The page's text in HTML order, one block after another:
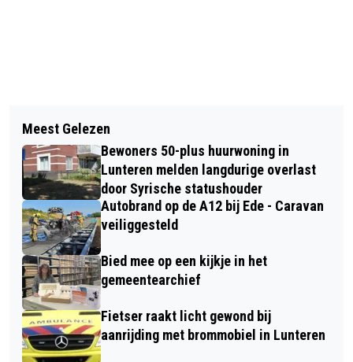
BRANDWEER RUKT UIT VOOR
KACHELBRAND IN BIJGEBOUW VAN
WONING IN HARSKAMP
JONGEREN IN BARNEVELD PRATEN
MEE TIJDENS POLITIEK DEBAT IN
SCHAFFELAARTHEATER
Meest Gelezen
Bewoners 50-plus huurwoning in
Lunteren melden langdurige overlast
door Syrische statushouder
Autobrand op de A12 bij Ede - Caravan
veiliggesteld
Bied mee op een kijkje in het
gemeentearchief
Fietser raakt licht gewond bij
aanrijding met brommobiel in Lunteren